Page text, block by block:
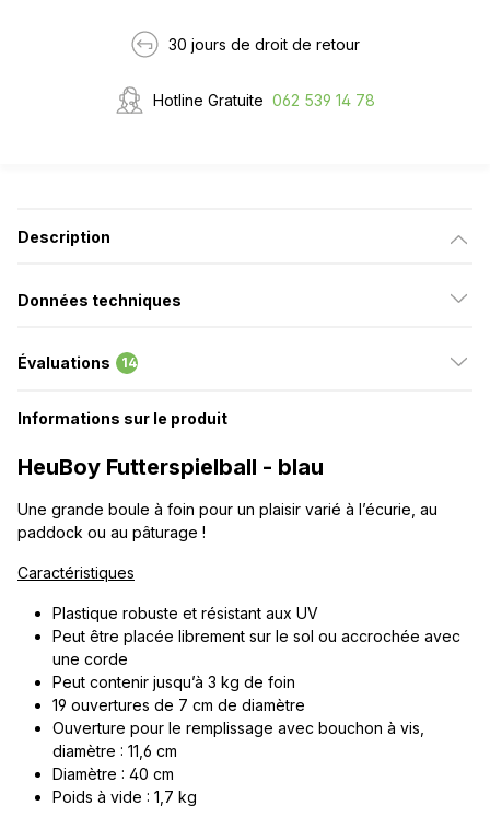
30 jours de droit de retour
Hotline Gratuite 062 539 14 78
Description
Données techniques
Évaluations 14
Informations sur le produit
HeuBoy Futterspielball - blau
Une grande boule à foin pour un plaisir varié à l’écurie, au
paddock ou au pâturage !
Caractéristiques
Plastique robuste et résistant aux UV
Peut être placée librement sur le sol ou accrochée avec
une corde
Peut contenir jusqu’à 3 kg de foin
19 ouvertures de 7 cm de diamètre
Ouverture pour le remplissage avec bouchon à vis,
diamètre : 11,6 cm
Diamètre : 40 cm
Poids à vide : 1,7 kg